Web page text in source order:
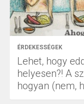
ÉRDEKESSÉGEK
Lehet, hogy
helyesen?! A
hogyan (nem,